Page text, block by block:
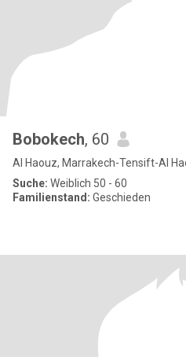
Bobokech, 60
Al Haouz, Marrakech-Tensift-Al
Suche: Weiblich 50 - 60
Familienstand: Geschieden